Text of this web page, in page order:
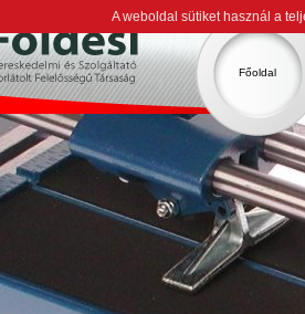
A weboldal sütiket használ a
Főoldal